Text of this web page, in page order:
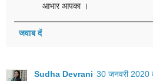
आभार आपका ।
जवाब दें
Sudha Devrani 30 जनवरी